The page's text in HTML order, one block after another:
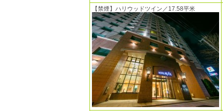
【禁煙】ハリウッドツイン／17.58平米